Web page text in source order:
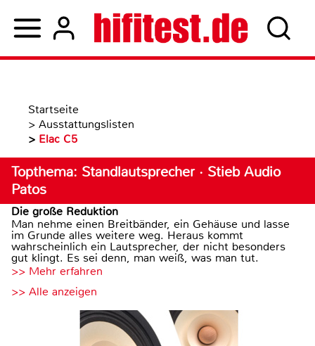
Startseite
> Ausstattungslisten
> Elac C5
Topthema: Standlautsprecher · Stieb Audio
Patos
Die große Reduktion
Man nehme einen Breitbänder, ein Gehäuse und lasse
im Grunde alles weitere weg. Heraus kommt
wahrscheinlich ein Lautsprecher, der nicht besonders
gut klingt. Es sei denn, man weiß, was man tut.
>> Mehr erfahren
>> Alle anzeigen